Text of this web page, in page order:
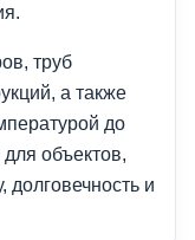
труб
а также
до
объектов,
долговечность и